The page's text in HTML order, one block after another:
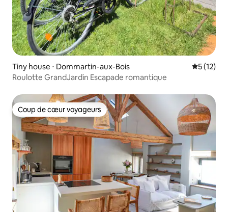
Tiny house ⋅ Dommartin-aux-Bois
5 (12)
Roulotte GrandJardin Escapade romantique
Coup de cœur voyageurs
Coup de cœur voyageurs